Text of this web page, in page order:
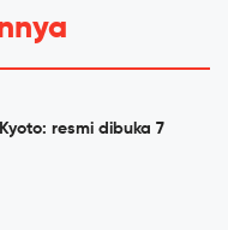
resmi dibuka 7